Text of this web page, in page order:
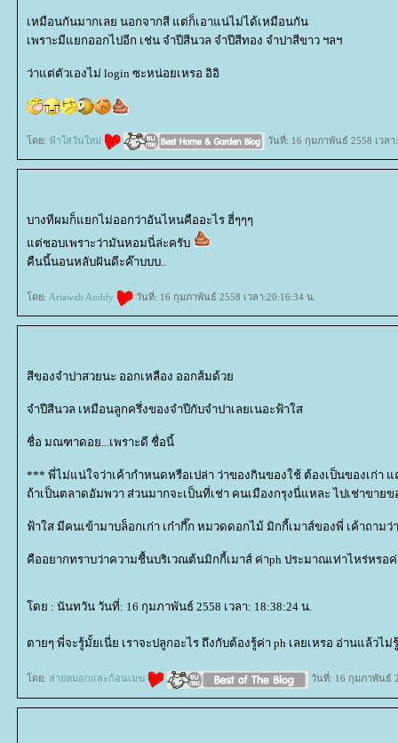
เหมือนกันมากเลย นอกจากสี แต่ก็เอาแน่ไม่ได้เหมือนกัน
เพราะมีแยกออกไปอีก เช่น จำปีสีนวล จำปีสีทอง จำปาสีขาว ฯลฯ
ว่าแต่ตัวเองไม่ login ซะหน่อยเหรอ อิอิ
ดย: ฟ้าใสวันใหม่ วันที่: 16 กุมภาพันธ์ 2558 เวลา
บางทีผมก็แยกไม่ออกว่าอันไหนคืออะไร ฮี่ๆๆๆ
ต่ชอบเพราะว่ามันหอมนี่ล่ะครับ
คืนนี้นอนหลับฝันดีะค๊าบบบ..
ดย: Ariawah Auddy วันที่: 16 กุมภาพันธ์ 2558 เวลา:20:16:34 น.
สีของจำปาสวยนะ ออกเหลือง ออกส้มด้ว
จำปีสีนวล เหมือนลูกครึ่งของจำปีกับจำปาเลยเนอะฟ้าใส
ชื่อ มณฑาดอย...เพราะดี ชื่อนี้
*** พี่ไม่แน่ใจว่าเค้ากำหนดหรือเปล่า ว่าของกินของใช้ ต้องเป็นของเก่า
ถ้าเป็นตลาดอัมพวา ส่วนมากจะเป็นที่เช่า คนเมืองกรุงนี่แหละ ไปเช่าขายข
ฟ้าใส มีคนเข้ามาบล็อกเก่า เก๋ากึ๊ก หมวดดอกไม้ มิกกี้เมาส์ของพี่ เค้าถามว่
คืออยากทราบว่าความชื้นบริเวณต้นมิกกี้เมาส์ ค่าph ประมาณเท่าไหร่หรอ
ดย : นันทวัน วันที่: 16 กุมภาพันธ์ 2558 เวลา: 18:38:24 น.
ตายๆ พี่จะรู้มั้ยเนี่ย เราจะปลูกอะไร ถึงกับต้องรู้ค่า ph เลยเหรอ อ่านแล้วไ
ดย: สายหมอกและก้อนเมฆ วันที่: 16 กุมภาพันธ์